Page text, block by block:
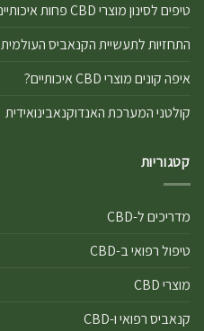
טיפים לסינון מוצרי CBD פחות איכותיים
התחזיות לתעשיית הקנאביס העולמית
איפה קונים מוצרי CBD איכותיים?
קולטני המערכת האנדוקנאבינואידית
קטגוריות
מדריכים ל-CBD
טיפול רפואי ב-CBD
מוצרי CBD
קנאביס רפואי ו-CBD